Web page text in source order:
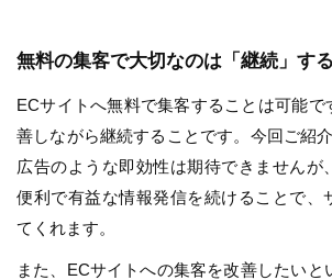
無料の集客で大切なのは「継続」す
ECサイトへ無料で集客することは可能で
善しながら継続することです。今回ご紹
広告のような即効性は期待できませんが
便利で有益な情報発信を続けることで、
てくれます。
また、ECサイトへの集客を改善したいと